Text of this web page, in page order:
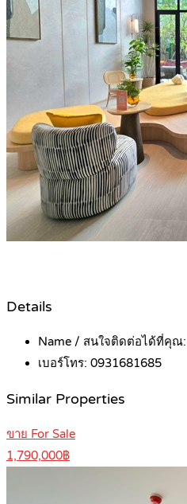
Details
Name / สนใจติดต่อได้ที่คุณ:
เบอร์โทร: 0931681685
Similar Properties
ขาย For Sale
1,790,000฿